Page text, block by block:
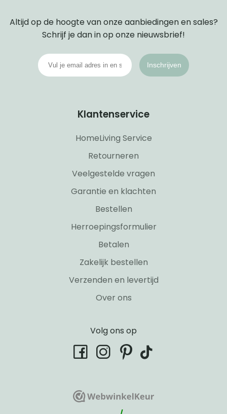
Altijd op de hoogte van onze aanbiedingen en sales?
Schrijf je dan in op onze nieuwsbrief!
Inschrijven
Klantenservice
HomeLiving Service
Retourneren
Veelgestelde vragen
Garantie en klachten
Bestellen
Herroepingsformulier
Betalen
Zakelijk bestellen
Verzenden en levertijd
Over ons
Volg ons op
facebookinstagram
pinterest
tiktok
WebwinkelKeurWebwinkelKeur